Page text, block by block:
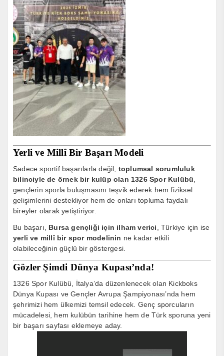
Yerli ve Millî Bir Başarı Modeli
Sadece sportif başarılarla değil, toplumsal sorumluluk
bilinciyle de örnek bir kulüp olan 1326 Spor Kulübü
gençlerin sporla buluşmasını teşvik ederek hem fiziksel
gelişimlerini destekliyor hem de onları topluma faydalı
bireyler olarak yetiştiriyor.
Bu başarı, Bursa gençliği için ilham verici
, Türkiye için ise
yerli ve millî bir spor modelinin ne kadar etkili
olabileceğinin güçlü bir göstergesi.
Gözler Şimdi Dünya Kupası’nda!
1326 Spor Kulübü, İtalya’da düzenlenecek olan Kickboks
Dünya Kupası ve Gençler Avrupa Şampiyonası’nda hem
şehrimizi hem ülkemizi temsil edecek. Genç sporcuların
mücadelesi, hem kulübün tarihine hem de Türk sporuna yeni
bir başarı sayfası eklemeye aday.